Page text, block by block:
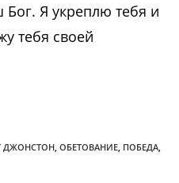
Я укреплю тебя и
тебя своей
ДЖОНСТОН ОБЕТОВАНИЕ ПОБЕДА